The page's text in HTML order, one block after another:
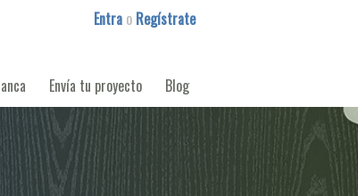
Entra o Regístrate
Envía tu proyecto Blog